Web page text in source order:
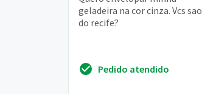
geladeira na cor cinza. Vcs sao
do recife?
Pedido atendido